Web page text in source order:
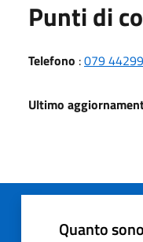
Punti di
Telefono :079
Ultimo
Quanto